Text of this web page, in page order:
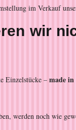
im Verkauf
wir
Einzelstücke – made
werden noch wie